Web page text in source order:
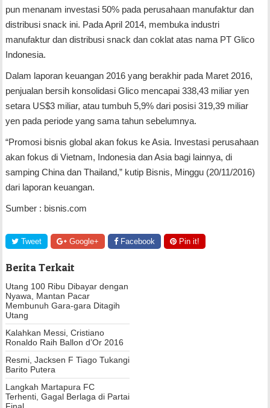
pun menanam investasi 50% pada perusahaan manufaktur dan
distribusi snack ini. Pada April 2014, membuka industri
manufaktur dan distribusi snack dan coklat atas nama PT Glico
Indonesia.
Dalam laporan keuangan 2016 yang berakhir pada Maret 2016,
penjualan bersih konsolidasi Glico mencapai 338,43 miliar yen
setara US$3 miliar, atau tumbuh 5,9% dari posisi 319,39 miliar
yen pada periode yang sama tahun sebelumnya.
“Promosi bisnis global akan fokus ke Asia. Investasi perusahaan
akan fokus di Vietnam, Indonesia dan Asia bagi lainnya, di
samping China dan Thailand,” kutip Bisnis, Minggu (20/11/2016)
dari laporan keuangan.
Sumber : bisnis.com
Tweet Google+ Facebook Pin it!
Berita Terkait
Utang 100 Ribu Dibayar dengan
Nyawa, Mantan Pacar
Membunuh Gara-gara Ditagih
Utang
Kalahkan Messi, Cristiano
Ronaldo Raih Ballon d’Or 2016
Resmi, Jacksen F Tiago Tukangi
Barito Putera
Langkah Martapura FC
Terhenti, Gagal Berlaga di Partai
Final